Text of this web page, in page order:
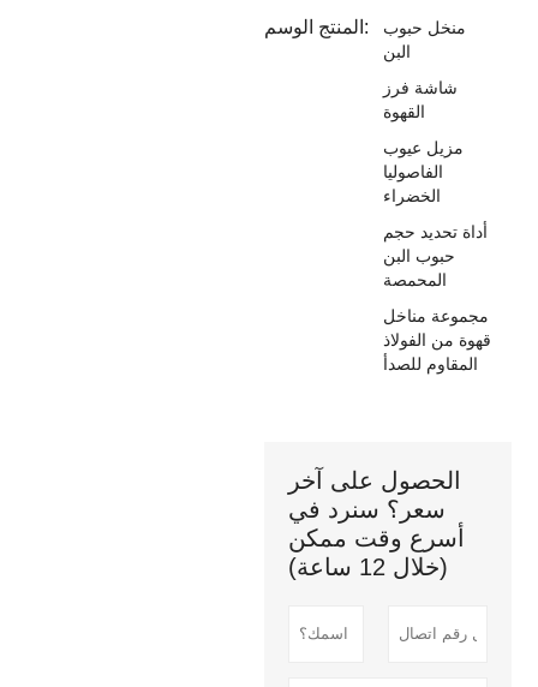
المنتج الوسم:
منخل حبوب
البن
شاشة فرز
القهوة
مزيل عيوب
الفاصوليا
الخضراء
أداة تحديد حجم
حبوب البن
المحمصة
مجموعة مناخل
قهوة من الفولاذ
المقاوم للصدأ
الحصول على آخر
سعر؟ سنرد في
أسرع وقت ممكن
(خلال 12 ساعة)